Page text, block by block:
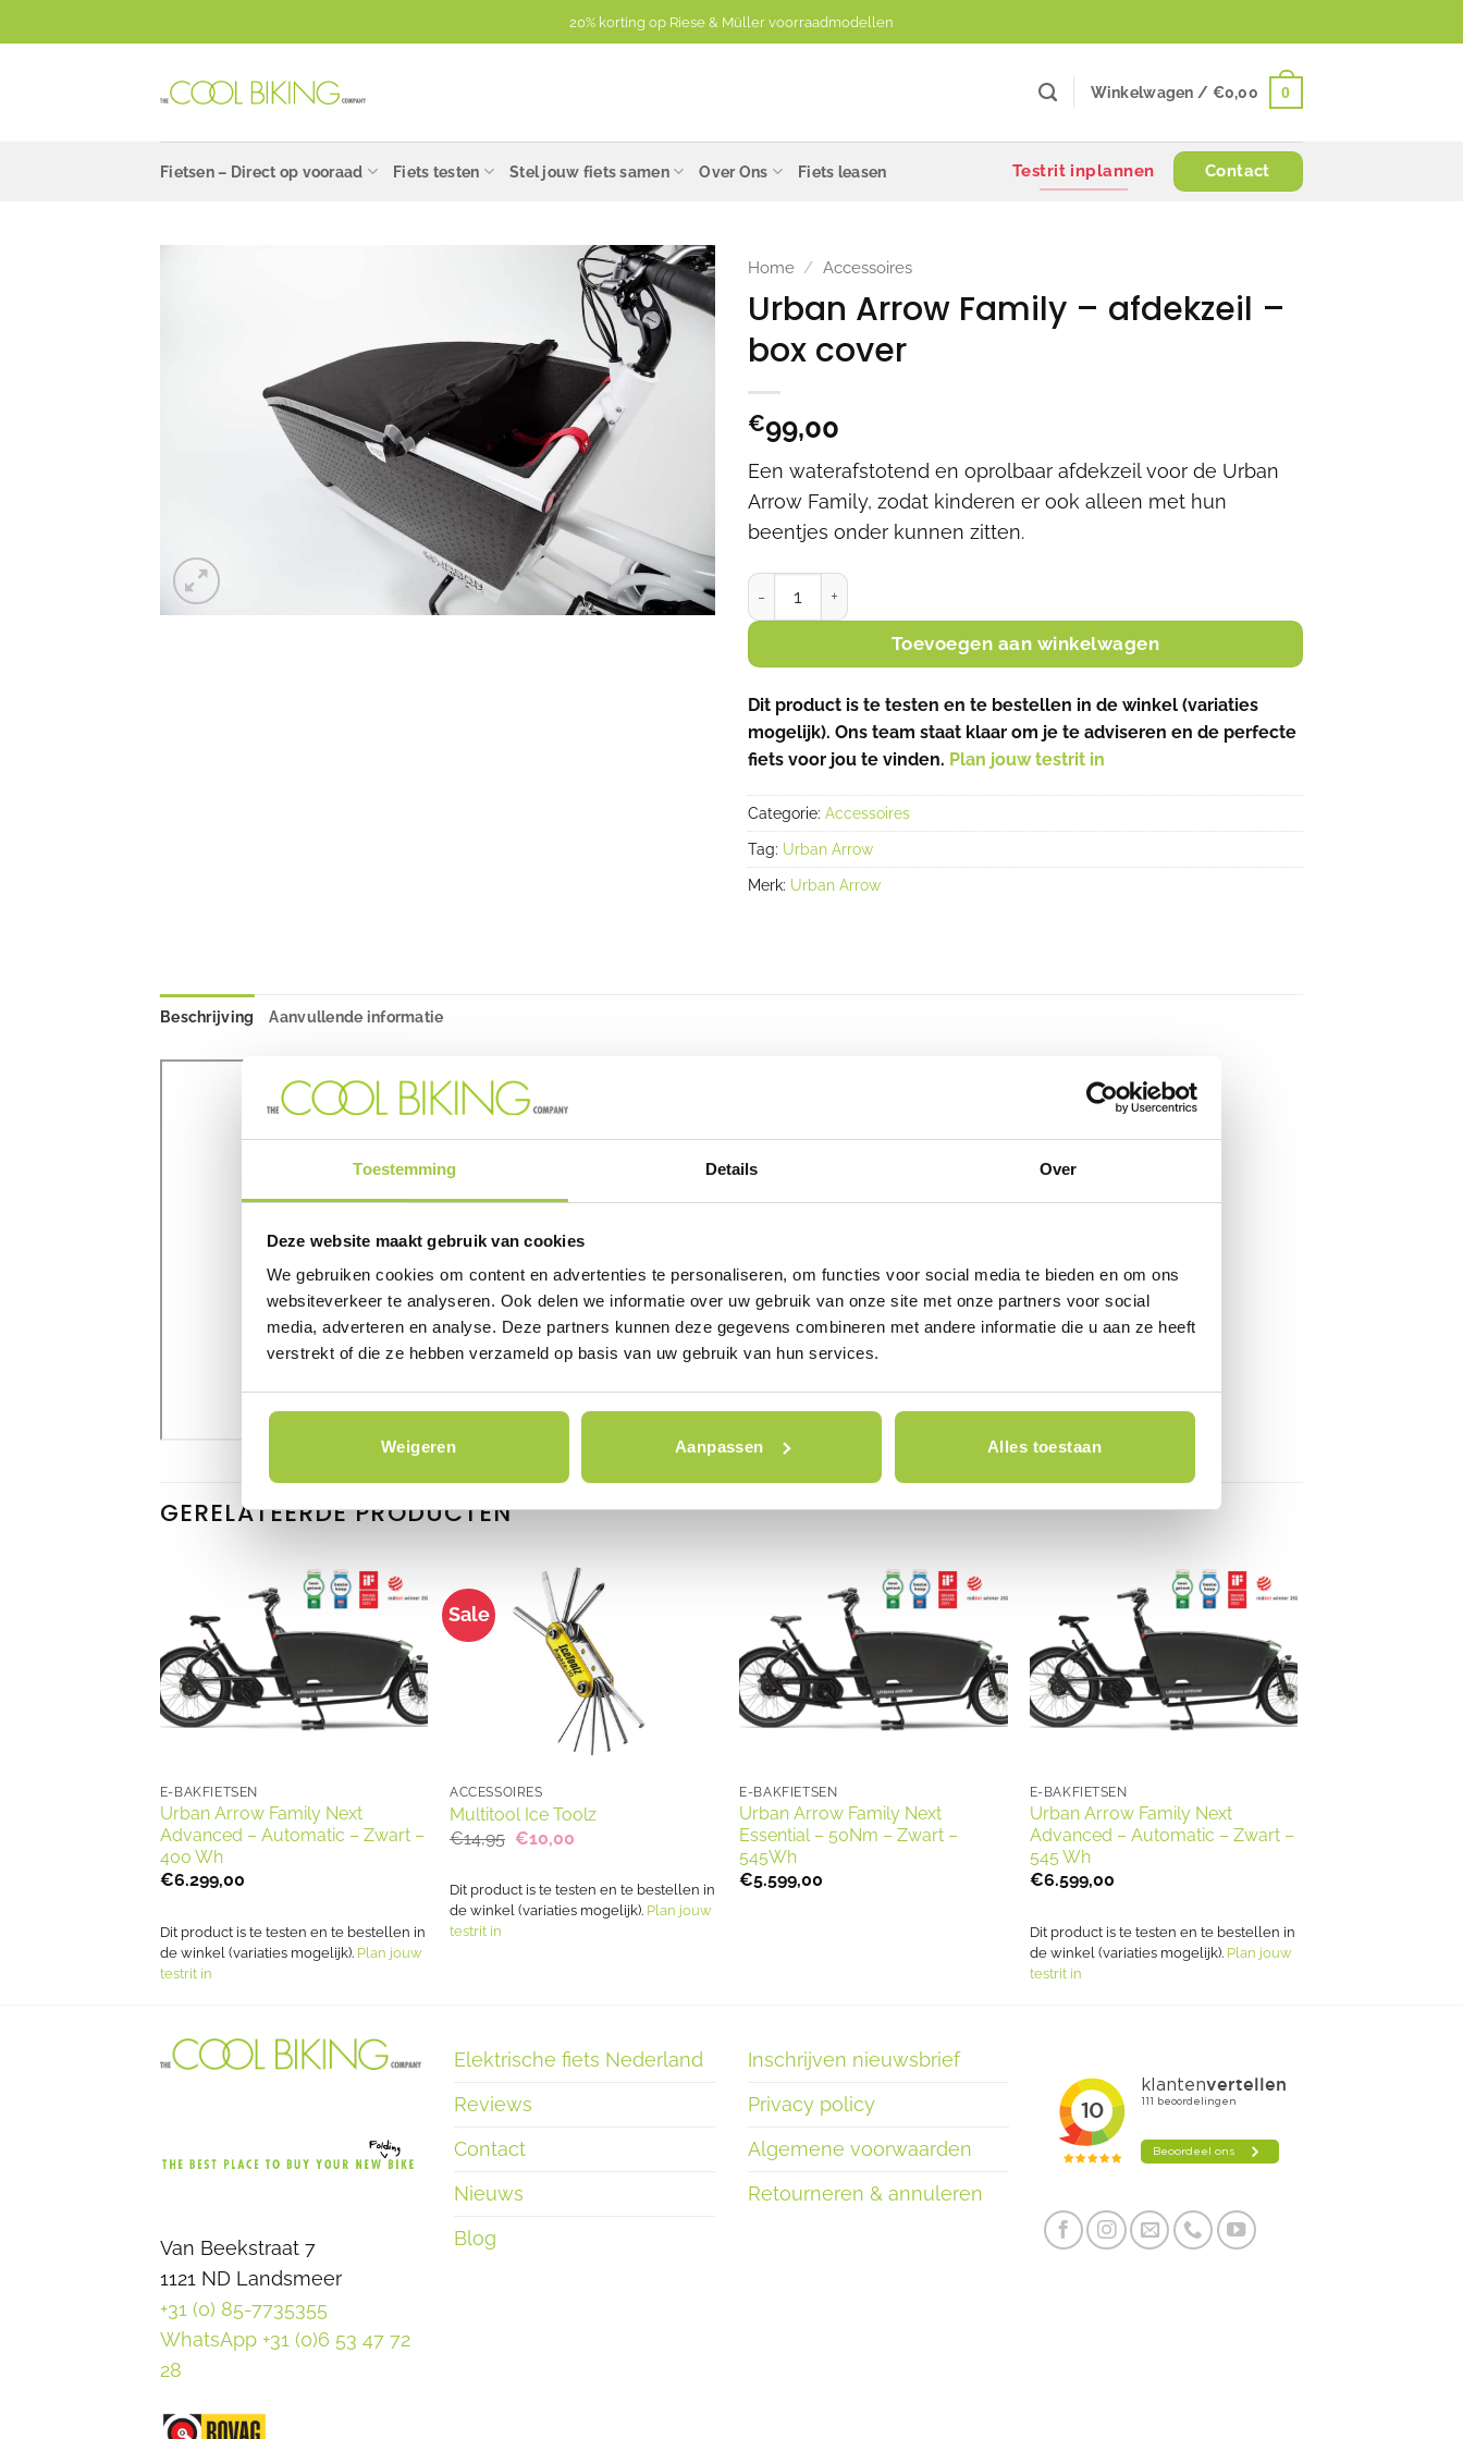
Toestemming Details Over
Deze website maakt gebruik van cookies
We gebruiken cookies om content en advertenties te personaliseren, om functies voor social media te bieden en om ons
websiteverkeer te analyseren. Ook delen we informatie over uw gebruik van onze site met onze partners voor social
media, adverteren en analyse. Deze partners kunnen deze gegevens combineren met andere informatie die u aan ze heeft
verstrekt of die ze hebben verzameld op basis van uw gebruik van hun services.
Weigeren Aanpassen Alles toestaan
naar
20% korting op Riese & Müller voorraadmodellen
Winkelwagen / €0,00 0
Fietsen – Direct op vooraad Fiets testen Stel jouw fiets samen Over Ons Fiets leasen Testrit inplannen Contact
Home / Accessoires
Urban Arrow Family – afdekzeil –
box cover
€99,00
Een waterafstotend en oprolbaar afdekzeil voor de Urban
Arrow Family, zodat kinderen er ook alleen met hun
beentjes onder kunnen zitten.
Urban Arrow Family - afdekzeil - box cover aantal
Toevoegen aan winkelwagen
Dit product is te testen en te bestellen in de winkel (variaties
mogelijk). Ons team staat klaar om je te adviseren en de perfecte
fiets voor jou te vinden. Plan jouw testrit in
Categorie: Accessoires
Tag: Urban Arrow
Merk: Urban Arrow
Beschrijving Aanvullende informatie
GERELATEERDE PRODUCTEN
E-BAKFIETSEN
Urban Arrow Family Next
Advanced – Automatic – Zwart –
400 Wh
€6.299,00
Dit product is te testen en te bestellen in
de winkel (variaties mogelijk). Plan jouw
testrit in
Sale
ACCESSOIRES
Multitool Ice Toolz
€14,95 Oorspronkelijke
€14,95.
€10,00Huidige
€10,00.
Dit product is te testen en te bestellen in
de winkel (variaties mogelijk). Plan jouw
testrit in
E-BAKFIETSEN
Urban Arrow Family Next
Essential – 50Nm – Zwart –
545Wh
€5.599,00
E-BAKFIETSEN
Urban Arrow Family Next
Advanced – Automatic – Zwart –
545 Wh
€6.599,00
Dit product is te testen en te bestellen in
de winkel (variaties mogelijk). Plan jouw
testrit in
Van Beekstraat 7
1121 ND Landsmeer
+31 (0) 85-7735355
WhatsApp +31 (0)6 53 47 72
28
Elektrische fiets Nederland
Reviews
Contact
Nieuws
Blog
Inschrijven nieuwsbrief
Privacy policy
Algemene voorwaarden
Retourneren & annuleren